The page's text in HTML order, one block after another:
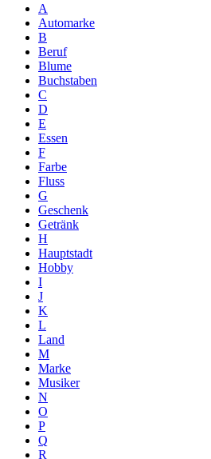
A
Automarke
B
Beruf
Blume
Buchstaben
C
D
E
Essen
F
Farbe
Fluss
G
Geschenk
Getränk
H
Hauptstadt
Hobby
I
J
K
L
Land
M
Marke
Musiker
N
O
P
Q
R